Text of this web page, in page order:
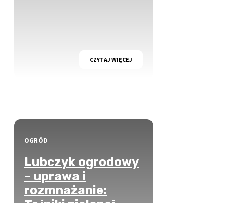
CZYTAJ WIĘCEJ
OGRÓD
Lubczyk ogrodowy
– uprawa i
rozmnażanie: